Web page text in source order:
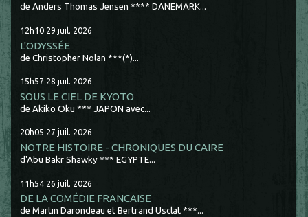
de Anders Thomas Jensen **** DANEMARK...
12h10 29 juil. 2026
L'ODYSSÉE
de Christopher Nolan ***(*)...
15h57 28 juil. 2026
SOUS LE CIEL DE KYOTO
de Akiko Oku *** JAPON avec...
20h05 27 juil. 2026
NOTRE HISTOIRE - CHRONIQUES DU CAIRE
d'Abu Bakr Shawky *** EGYPTE...
11h54 26 juil. 2026
DE LA COMÉDIE FRANCAISE
de Martin Darondeau et Bertrand Usclat ***...